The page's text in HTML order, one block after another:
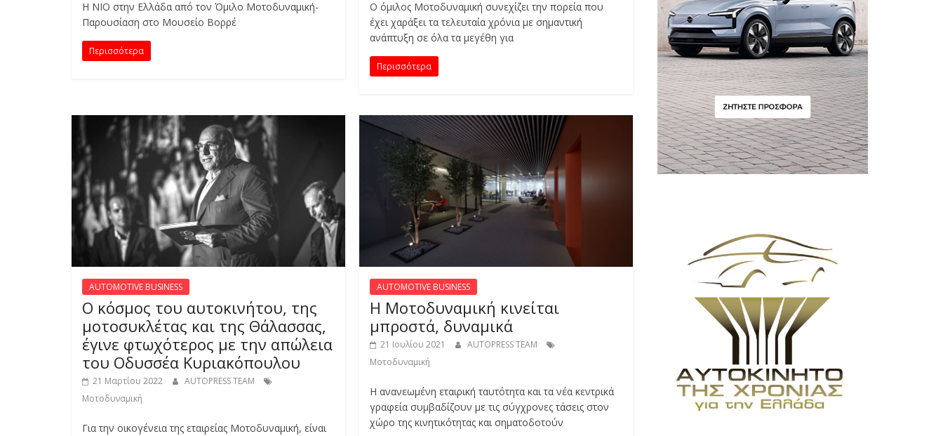
Η NIO στην Ελλάδα από τον Όμιλο Μοτοδυναμική-
Παρουσίαση στο Μουσείο Βορρέ
Περισσότερα
Ο όμιλος Μοτοδυναμική συνεχίζει την πορεία που
έχει χαράξει τα τελευταία χρόνια με σημαντική
ανάπτυξη σε όλα τα μεγέθη για
Περισσότερα
AUTOMOTIVE BUSINESS
Ο κόσμος του αυτοκινήτου, της
μοτοσυκλέτας και της Θάλασσας,
έγινε φτωχότερος με την απώλεια
του Οδυσσέα Κυριακόπουλου
21 Μαρτίου 2022
AUTOPRESS TEAM
Μοτοδυναμική
Για την οικογένεια της εταιρείας Μοτοδυναμική, είναι
AUTOMOTIVE BUSINESS
Η Μοτοδυναμική κινείται
μπροστά, δυναμικά
21 Ιουλίου 2021
AUTOPRESS TEAM
Μοτοδυναμική
Η ανανεωμένη εταιρική ταυτότητα και τα νέα κεντρικά
γραφεία συμβαδίζουν με τις σύγχρονες τάσεις στον
χώρο της κινητικότητας και σηματοδοτούν